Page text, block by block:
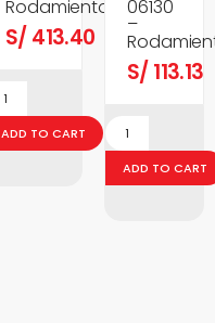
Rodamientos
S/ 413.40
ADD TO CART
06130
–
S/ 113.13
ADD TO CART